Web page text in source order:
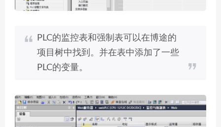
PLC的监控表和强制表可以在博途的
项目树中找到。并在表中添加了一些
PLC的变量。